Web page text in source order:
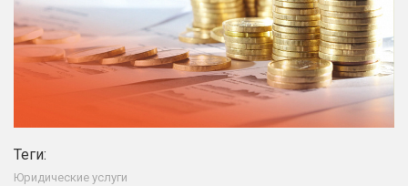
Теги:
Юридические услуги